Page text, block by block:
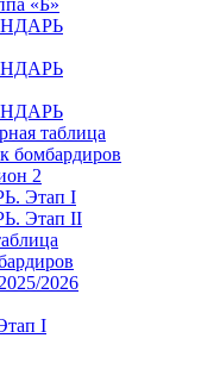
«Б»
таблица
бомбардиров
2
Этап I
Этап II
2026
I